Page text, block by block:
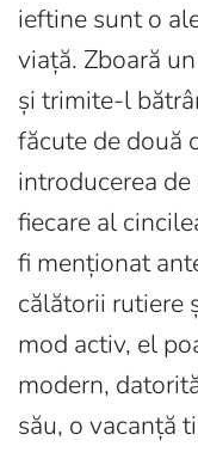
ieftine sunt o
viață. Zboară
și trimite-l
făcute de două
introducerea
fiecare al
fi menționat
călătorii rutiere
mod activ, el
modern,
său, o vacanță